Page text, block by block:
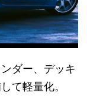
ダー、デッキ
て軽量化。